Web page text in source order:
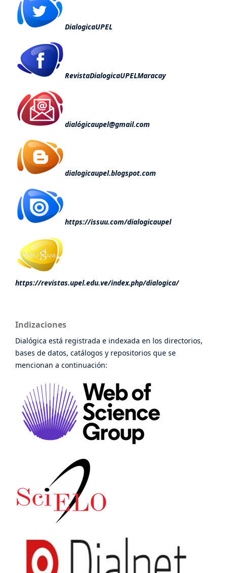
DialogicaUPEL
RevistaDialogicaUPELMaracay
dialógicaupel@gmail.com
dialogicaupel.blogspot.com
https://issuu.com/dialogicaupel
https://revistas.upel.edu.ve/index.php/dialogica/
Indizaciones
Dialógica está registrada e indexada en los directorios,
bases de datos, catálogos y repositorios que se
mencionan a continuación: